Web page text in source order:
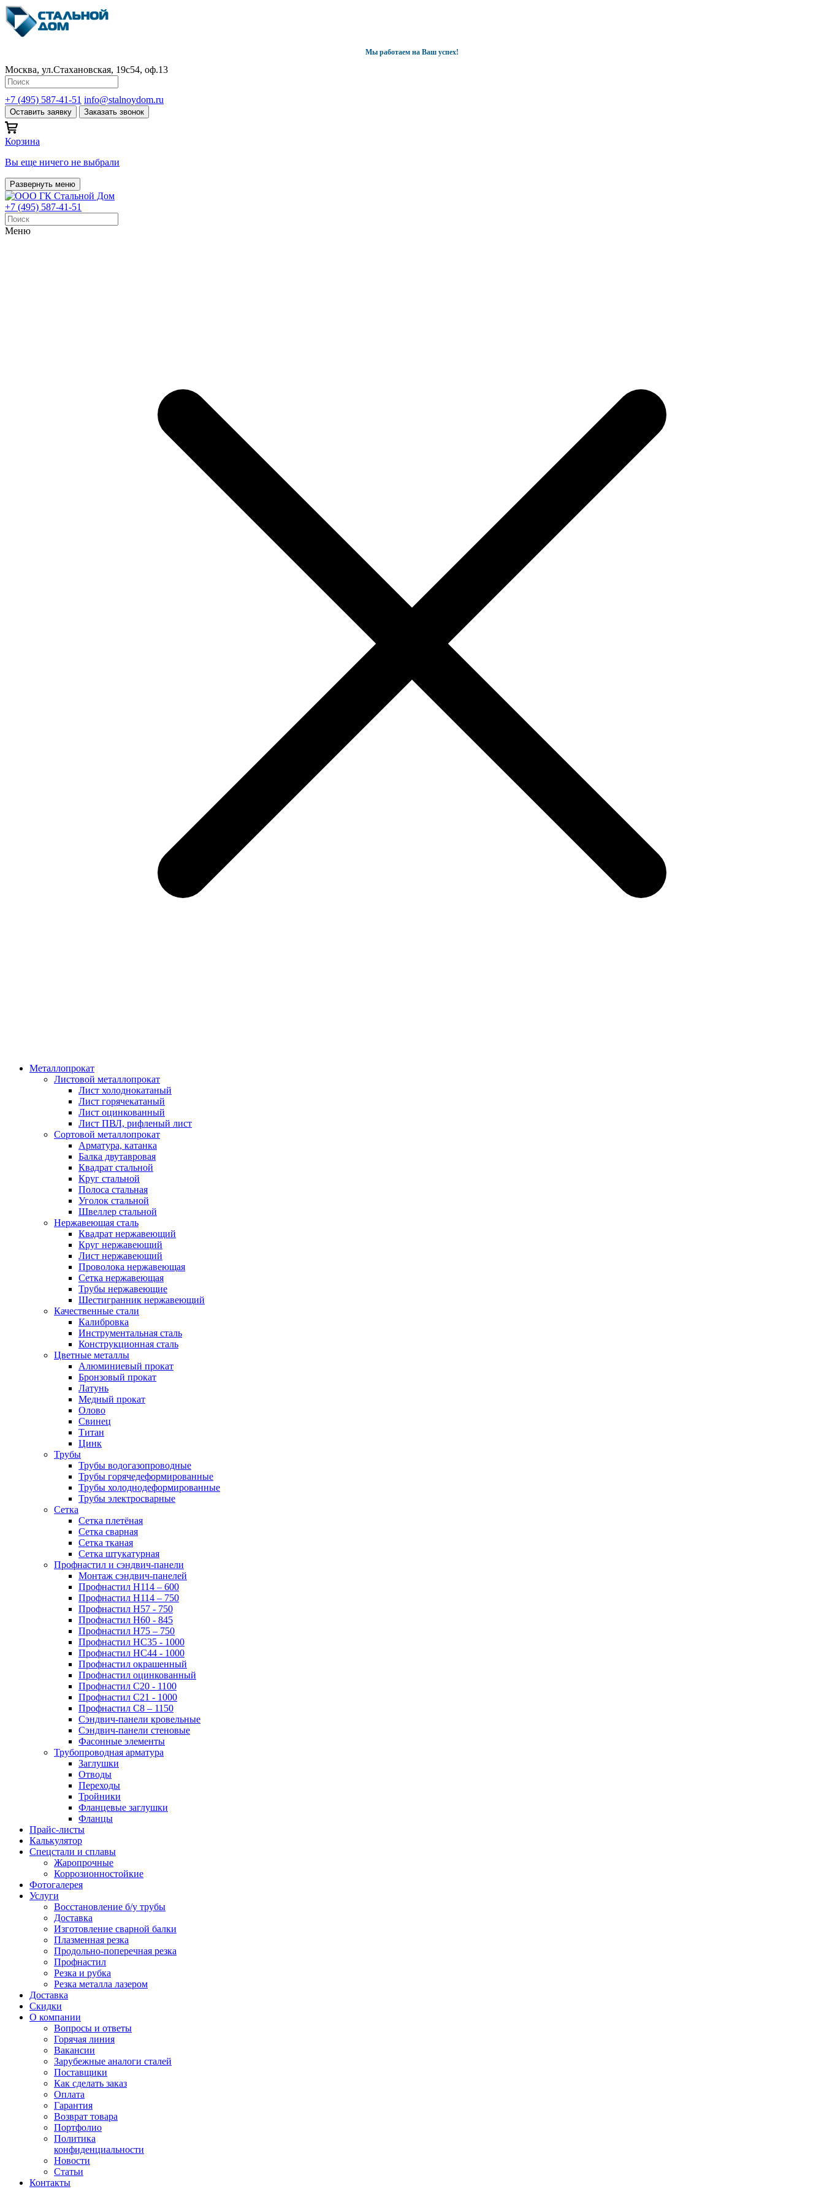
Мы работаем на Ваш успех!
Москва, ул.Стахановская, 19с54, оф.13
+7 (495) 587-41-51 info@stalnoydom.ru
Оставить заявку Заказать звонок
Корзина
Вы еще ничего не выбрали
Развернуть меню
+7 (495) 587-41-51
Меню
Металлопрокат
Листовой металлопрокат
Лист холоднокатаный
Лист горячекатаный
Лист оцинкованный
Лист ПВЛ, рифленый лист
Сортовой металлопрокат
Арматура, катанка
Балка двутавровая
Квадрат стальной
Круг стальной
Полоса стальная
Уголок стальной
Швеллер стальной
Нержавеющая сталь
Квадрат нержавеющий
Круг нержавеющий
Лист нержавеющий
Проволока нержавеющая
Сетка нержавеющая
Трубы нержавеющие
Шестигранник нержавеющий
Качественные стали
Калибровка
Инструментальная сталь
Конструкционная сталь
Цветные металлы
Алюминиевый прокат
Бронзовый прокат
Латунь
Медный прокат
Олово
Свинец
Титан
Цинк
Трубы
Трубы водогазопроводные
Трубы горячедеформированные
Трубы холоднодеформированные
Трубы электросварные
Сетка
Сетка плетёная
Сетка сварная
Сетка тканая
Сетка штукатурная
Профнастил и сэндвич-панели
Монтаж сэндвич-панелей
Профнастил Н114 – 600
Профнастил Н114 – 750
Профнастил Н57 - 750
Профнастил Н60 - 845
Профнастил Н75 – 750
Профнастил НС35 - 1000
Профнастил НС44 - 1000
Профнастил окрашенный
Профнастил оцинкованный
Профнастил С20 - 1100
Профнастил С21 - 1000
Профнастил С8 – 1150
Сэндвич-панели кровельные
Сэндвич-панели стеновые
Фасонные элементы
Трубопроводная арматура
Заглушки
Отводы
Переходы
Тройники
Фланцевые заглушки
Фланцы
Прайс-листы
Калькулятор
Спецстали и сплавы
Жаропрочные
Коррозионностойкие
Фотогалерея
Услуги
Восстановление б/у трубы
Доставка
Изготовление сварной балки
Плазменная резка
Продольно-поперечная резка
Профнастил
Резка и рубка
Резка металла лазером
Доставка
Скидки
О компании
Вопросы и ответы
Горячая линия
Вакансии
Зарубежные аналоги сталей
Поставщики
Как сделать заказ
Оплата
Гарантия
Возврат товара
Портфолио
Политика
конфиденциальности
Новости
Статьи
Контакты